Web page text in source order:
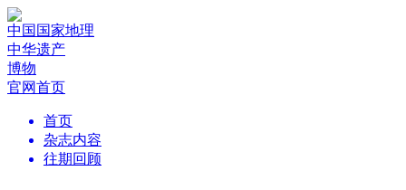
中国国家地理
中华遗产
博物
官网首页
首页
杂志内容
往期回顾